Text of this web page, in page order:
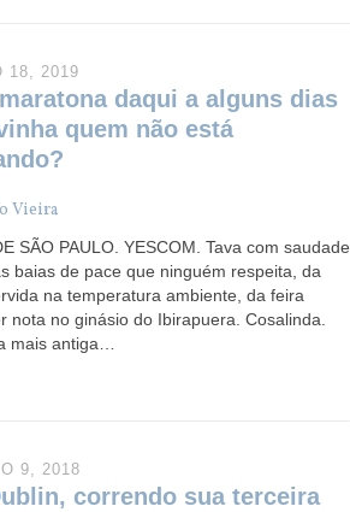
18, 2019
daqui a alguns dias
quem não está
Vieira
SÃO PAULO. YESCOM. Tava com saudade
baias de pace que ninguém respeita, da
na temperatura ambiente, da feira
nota no ginásio do Ibirapuera. Cosalinda.
mais antiga…
9, 2018
correndo sua terceira